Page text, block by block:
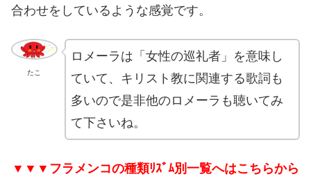
合わせをしているような感覚です。
たこ
ロメーラは「女性の巡礼者」を意味し
ていて、キリスト教に関連する歌詞も
多いので是非他のロメーラも聴いてみ
て下さいね。
▼▼▼フラメンコの種類ﾘｽﾞﾑ別一覧へはこちらから